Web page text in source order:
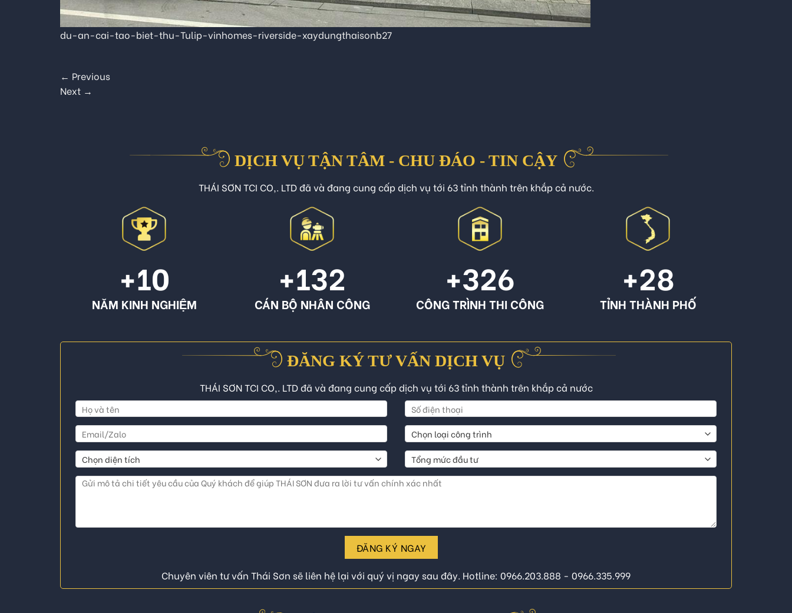
du-an-cai-tao-biet-thu-Tulip-vinhomes-riverside-xaydungthaisonb27
← Previous
Next →
DỊCH VỤ TẬN TÂM - CHU ĐÁO - TIN CẬY
THÁI SƠN TCI CO,. LTD đã và đang cung cấp dịch vụ tới 63 tỉnh thành trên khắp cả nước.
+10
NĂM KINH NGHIỆM
+132
CÁN BỘ NHÂN CÔNG
+326
CÔNG TRÌNH THI CÔNG
+28
TỈNH THÀNH PHỐ
ĐĂNG KÝ TƯ VẤN DỊCH VỤ
THÁI SƠN TCI CO,. LTD đã và đang cung cấp dịch vụ tới 63 tỉnh thành trên khắp cả nước
ĐĂNG KÝ NGAY
Chuyên viên tư vấn Thái Sơn sẽ liên hệ lại với quý vị ngay sau đây. Hotline: 0966.203.888 - 0966.335.999